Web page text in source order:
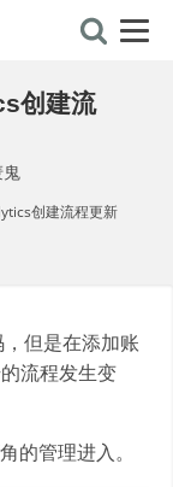
创建流
创建流程更新
但是在添加账
流程发生变
的管理进入。